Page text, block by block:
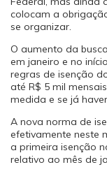
colocam a
se organizar.
O aumento da
em janeiro e no
regras de isenção
até R$ 5 mil
medida e se já
A nova norma de
efetivamente neste
a primeira isenção
relativo ao mês de